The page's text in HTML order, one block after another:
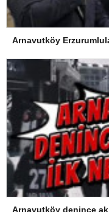
Arnavutköy
Arnavutköy denince